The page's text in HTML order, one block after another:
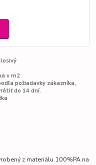
v m2
požiadavky zákazníka,
do 14 dní.
z materiálu 100%PA na